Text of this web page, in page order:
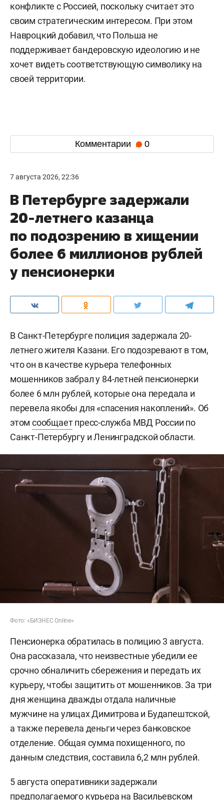
конфликте с Россией, поскольку считает это
своим стратегическим интересом. При этом
Навроцкий добавил, что Польша не
поддерживает бандеровскую идеологию и не
хочет видеть соответствующую символику на
своей территории.
Комментарии 0
7 августа 2026, 22:36
В Петербурге задержали
20-летнего казанца
по подозрению в хищении
более 6 миллионов рублей
у пенсионерки
В Санкт-Петербурге полиция задержала 20-
летнего жителя Казани. Его подозревают в том,
что он в качестве курьера телефонных
мошенников забрал у 84-летней пенсионерки
более 6 млн рублей, которые она передала и
перевела якобы для «спасения накоплений». Об
этом сообщаетпресс-служба МВД России по
Санкт-Петербургу и Ленинградской области.
Фото: «БИЗНЕС Online»
Пенсионерка обратилась в полицию 3 августа.
Она рассказала, что неизвестные убедили ее
срочно обналичить сбережения и передать их
курьеру, чтобы защитить от мошенников. За три
дня женщина дважды отдала наличные
мужчине на улицах Димитрова и Будапештской,
а также перевела деньги через банковское
отделение. Общая сумма похищенного, по
данным следствия, составила 6,2 млн рублей.
5 августа оперативники задержали
предполагаемого курьера на Васильевском